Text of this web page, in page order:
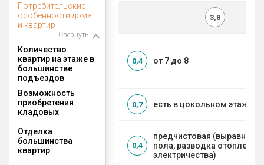
Потребительские
особенности дома
и квартир
Свернуть
3,8
Количество
квартир на этаже в
большинстве
подъездов
от 7 до 8
0,4
Возможность
приобретения
кладовых
есть в цокольном этаже
0,7
Отделка
большинства
квартир
предчистовая
пола, разводка отопления
электричества)
0,4